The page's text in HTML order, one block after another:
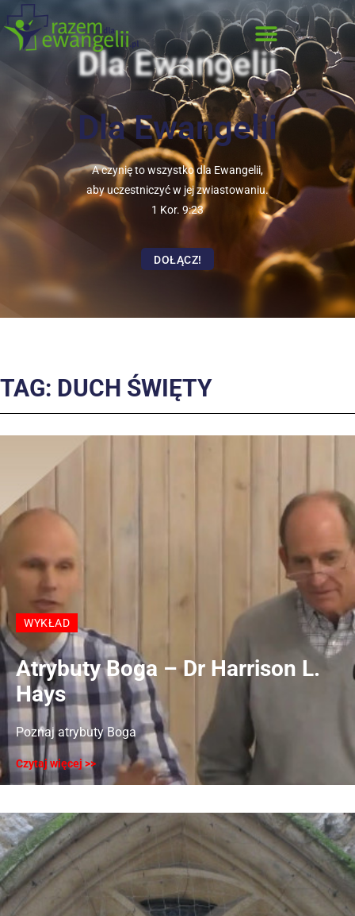
Dla Ewangelii
Dla Ewangelii
A czynię to wszystko dla Ewangelii,
aby uczestniczyć w jej zwiastowaniu.
1 Kor. 9:23
DOŁĄCZ!
TAG: DUCH ŚWIĘTY
WYKŁAD
Atrybuty Boga – Dr Harrison L.
Hays
Poznaj atrybuty Boga
Czytaj więcej >>